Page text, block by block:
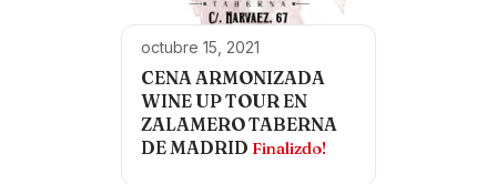
octubre 15, 2021
CENA ARMONIZADA
WINE UP TOUR EN
ZALAMERO TABERNA
DE MADRID Finalizdo!